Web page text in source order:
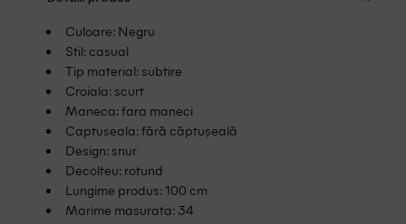
Culoare: Negru
Stil: casual
Tip material: subtire
Croiala: scurt
Maneca: fara maneci
Captuseala: fără căptușeală
Design: snur
Decolteu: rotund
Lungime produs: 100 cm
Marime masurata: 34